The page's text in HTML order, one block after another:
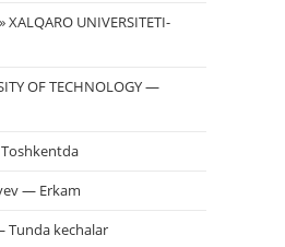
XALQARO UNIVERSITETI-
OF TECHNOLOGY —
Toshkentda
— Erkam
Tunda kechalar